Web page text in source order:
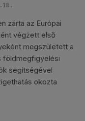
zárta az Európai
végzett első
megszületett a
földmegfigyelési
segítségével
okozta